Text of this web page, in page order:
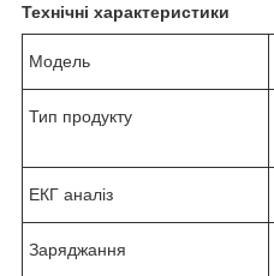
Технічні характеристики
Модель
Тип продукту
ЕКГ аналіз
Заряджання